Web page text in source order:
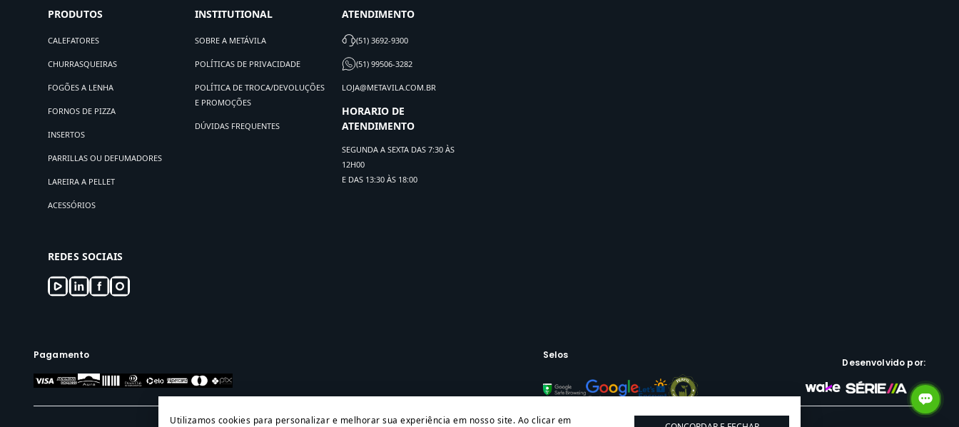
PRODUTOS
CALEFATORES
CHURRASQUEIRAS
FOGÕES A LENHA
FORNOS DE PIZZA
INSERTOS
PARRILLAS OU DEFUMADORES
LAREIRA A PELLET
ACESSÓRIOS
INSTITUTIONAL
SOBRE A METÁVILA
POLÍTICAS DE PRIVACIDADE
POLÍTICA DE TROCA/DEVOLUÇÕES
E PROMOÇÕES
DÚVIDAS FREQUENTES
ATENDIMENTO
(51) 3692-9300
(51) 99506-3282
LOJA@METAVILA.COM.BR
HORARIO DE
ATENDIMENTO
SEGUNDA A SEXTA DAS 7:30 ÀS
12H00
E DAS 13:30 ÀS 18:00
REDES SOCIAIS
Pagamento Selos
Desenvolvido por:
Utilizamos cookies para personalizar e melhorar sua experiência em nosso site. Ao clicar em